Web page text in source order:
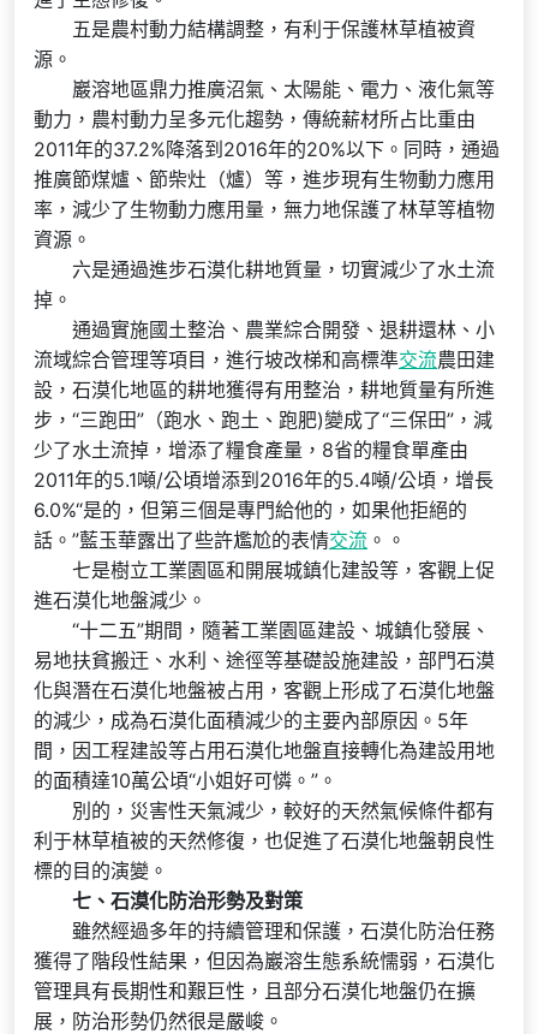
五是農村動力結構調整，有利于保護林草植被資
源。
巖溶地區鼎力推廣沼氣、太陽能、電力、液化氣等
動力，農村動力呈多元化趨勢，傳統薪材所占比重由
2011年的37.2%降落到2016年的20%以下。同時，通過
推廣節煤爐、節柴灶（爐）等，進步現有生物動力應用
率，減少了生物動力應用量，無力地保護了林草等植物
資源。
六是通過進步石漠化耕地質量，切實減少了水土流
掉。
通過實施國土整治、農業綜合開發、退耕還林、小
流域綜合管理等項目，進行坡改梯和高標準交流農田建
設，石漠化地區的耕地獲得有用整治，耕地質量有所進
步，“三跑田”（跑水、跑土、跑肥)變成了“三保田”，減
少了水土流掉，增添了糧食產量，8省的糧食單產由
2011年的5.1噸/公頃增添到2016年的5.4噸/公頃，增長
6.0%“是的，但第三個是專門給他的，如果他拒絕的
話。”藍玉華露出了些許尷尬的表情交流 。。
七是樹立工業園區和開展城鎮化建設等，客觀上促
進石漠化地盤減少。
“十二五”期間，隨著工業園區建設、城鎮化發展、
易地扶貧搬迀、水利、途徑等基礎設施建設，部門石漠
化與潛在石漠化地盤被占用，客觀上形成了石漠化地盤
的減少，成為石漠化面積減少的主要內部原因。5年
間，因工程建設等占用石漠化地盤直接轉化為建設用地
的面積達10萬公頃“小姐好可憐。”。
別的，災害性天氣減少，較好的天然氣候條件都有
利于林草植被的天然修復，也促進了石漠化地盤朝良性
標的目的演變。
七、石漠化防治形勢及對策
雖然經過多年的持續管理和保護，石漠化防治任務
獲得了階段性結果，但因為巖溶生態系統懦弱，石漠化
管理具有長期性和艱巨性，且部分石漠化地盤仍在擴
展，防治形勢仍然很是嚴峻。